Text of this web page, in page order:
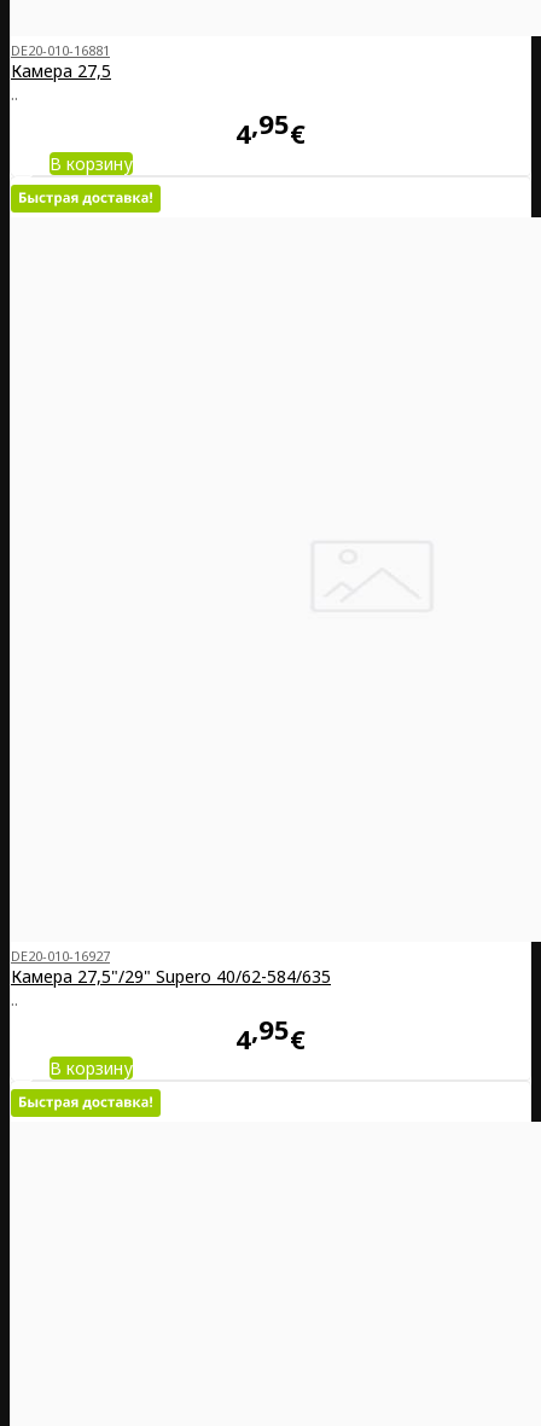
DE20-010-16881
Камера 27,5
..
4 95€
В корзину
DE20-010-16927
Камера 27,5"/29" Supero 40/62-584/635
..
4 95€
В корзину